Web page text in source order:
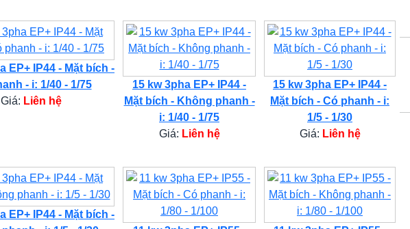
EP+ IP44 - Mặt bích -
- i: 1/40 - 1/75
Giá: Liên hệ
15 kw 3pha EP+ IP44 -
Mặt bích - Không phanh -
i: 1/40 - 1/75
Giá: Liên hệ
15 kw 3pha EP+ IP44 -
Mặt bích - Có phanh - i:
1/5 - 1/30
Giá: Liên hệ
EP+ IP44 - Mặt bích -